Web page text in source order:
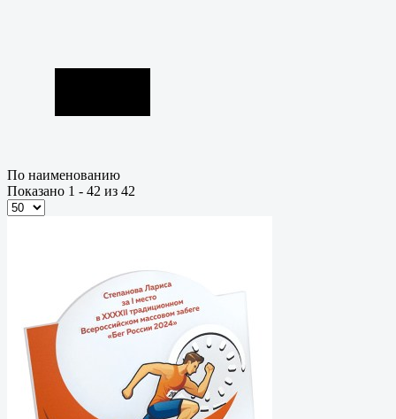
По наименованию
Показано 1 - 42 из 42